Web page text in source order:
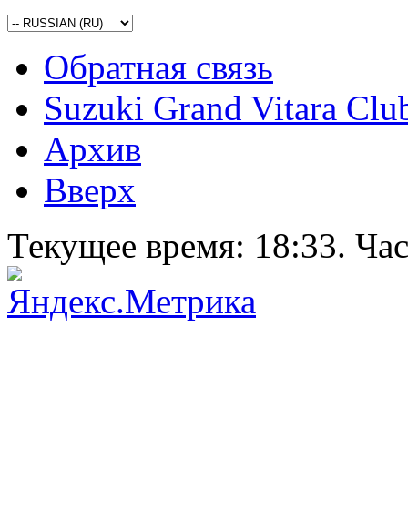
Обратная связь
Suzuki Grand Vitara
Архив
Вверх
Текущее время: 18:33.